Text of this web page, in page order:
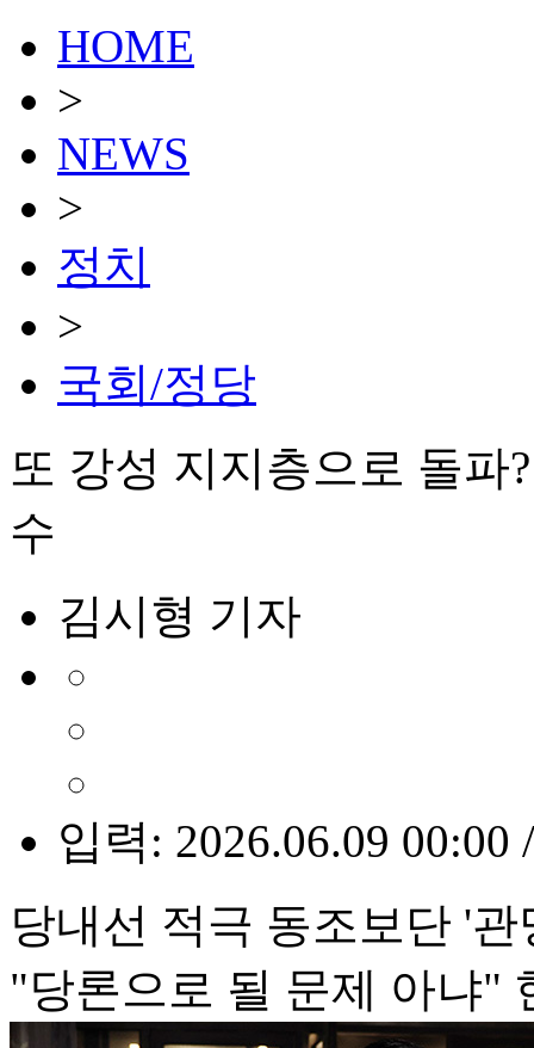
HOME
>
NEWS
>
정치
>
국회/정당
또 강성 지지층으로 돌
수
김시형 기자
입력: 2026.06.09 00:00
당내선 적극 동조보단 '
"당론으로 될 문제 아냐"